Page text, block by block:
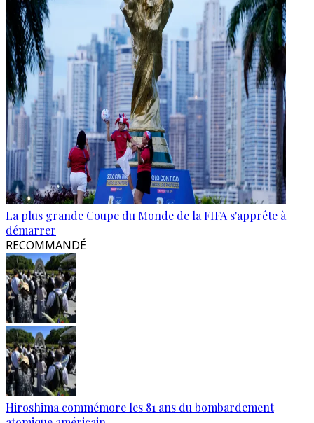
La plus grande Coupe du Monde de la FIFA s'apprête à
démarrer
RECOMMANDÉ
Hiroshima commémore les 81 ans du bombardement